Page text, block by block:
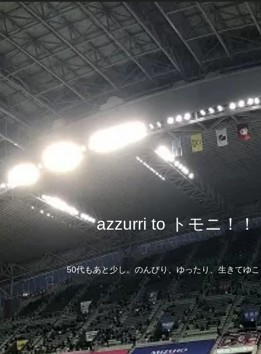
azzurri to トモニ！！
50代もあと少し。のんびり、ゆったり、生きてゆ